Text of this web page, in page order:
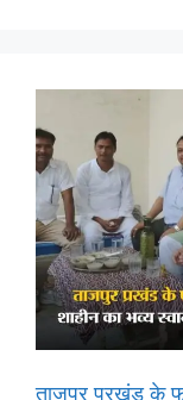
ताजपुर प्रखंड के